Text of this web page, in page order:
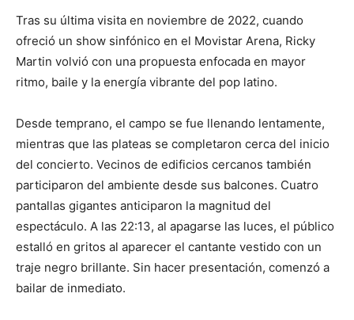
Tras su última visita en noviembre de 2022, cuando
ofreció un show sinfónico en el Movistar Arena, Ricky
Martin volvió con una propuesta enfocada en mayor
ritmo, baile y la energía vibrante del pop latino.
Desde temprano, el campo se fue llenando lentamente,
mientras que las plateas se completaron cerca del inicio
del concierto. Vecinos de edificios cercanos también
participaron del ambiente desde sus balcones. Cuatro
pantallas gigantes anticiparon la magnitud del
espectáculo. A las 22:13, al apagarse las luces, el público
estalló en gritos al aparecer el cantante vestido con un
traje negro brillante. Sin hacer presentación, comenzó a
bailar de inmediato.